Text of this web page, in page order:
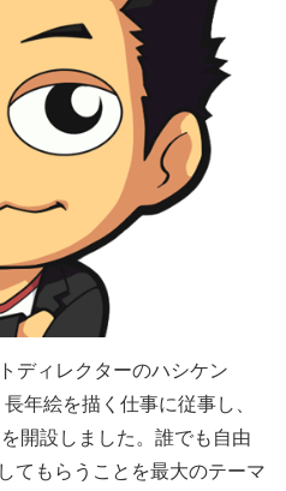
ディレクターのハシケン
年絵を描く仕事に従事し、
開設しました。誰でも自由
てもらうことを最大のテーマ